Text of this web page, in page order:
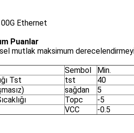
Ethernet
Puanlar
mutlak maksimum
Sembol Min.
Tst
tst 40
sağdan 5
Topc -5
VCC -0.5